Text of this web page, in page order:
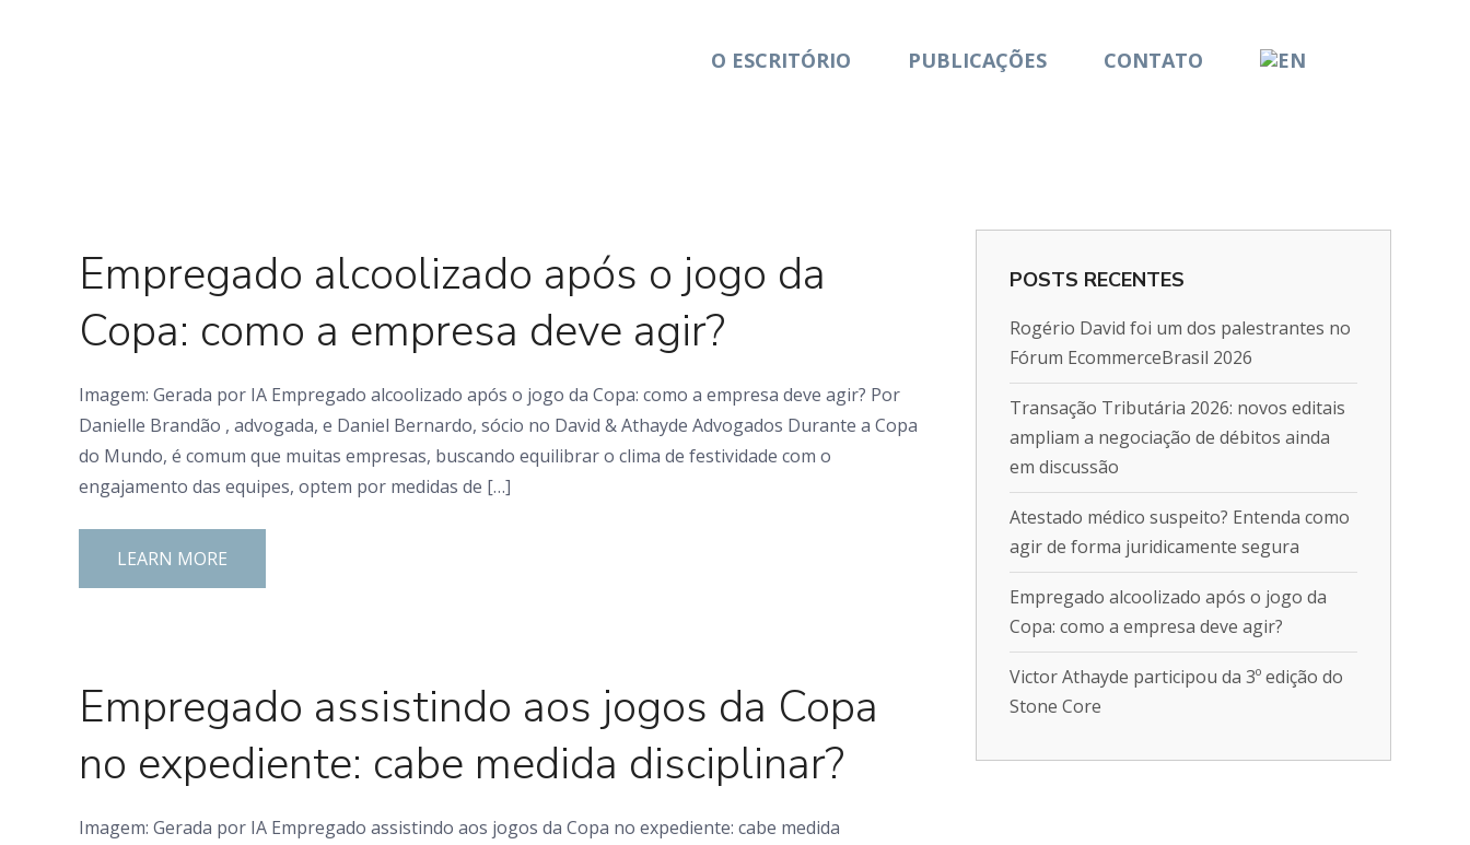
O ESCRITÓRIO PUBLICAÇÕES CONTATO
Empregado alcoolizado após o jogo da
Copa: como a empresa deve agir?
Imagem: Gerada por IA Empregado alcoolizado após o jogo da Copa: como a empresa deve agir? Por
Danielle Brandão , advogada, e Daniel Bernardo, sócio no David & Athayde Advogados Durante a Copa
do Mundo, é comum que muitas empresas, buscando equilibrar o clima de festividade com o
engajamento das equipes, optem por medidas de […]
LEARN MORE
Empregado assistindo aos jogos da Copa
no expediente: cabe medida disciplinar?
Imagem: Gerada por IA Empregado assistindo aos jogos da Copa no expediente: cabe medida
POSTS RECENTES
Rogério David foi um dos palestrantes no
Fórum EcommerceBrasil 2026
Transação Tributária 2026: novos editais
ampliam a negociação de débitos ainda
em discussão
Atestado médico suspeito? Entenda como
agir de forma juridicamente segura
Empregado alcoolizado após o jogo da
Copa: como a empresa deve agir?
Victor Athayde participou da 3º edição do
Stone Core